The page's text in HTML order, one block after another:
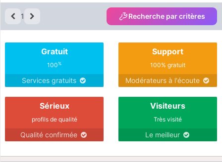
1 Recherche par critères
Gratuit
100%
Services gratuits
Support
100% gratuit
Modérateurs à l'écoute
Sérieux
profils de qualité
Qualité confirmée
Visiteurs
Très visité
Le meilleur